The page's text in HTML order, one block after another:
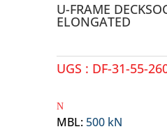
U-FRAME
ELONGATED
UGS : DF-31-55-
MBL: 500 kN